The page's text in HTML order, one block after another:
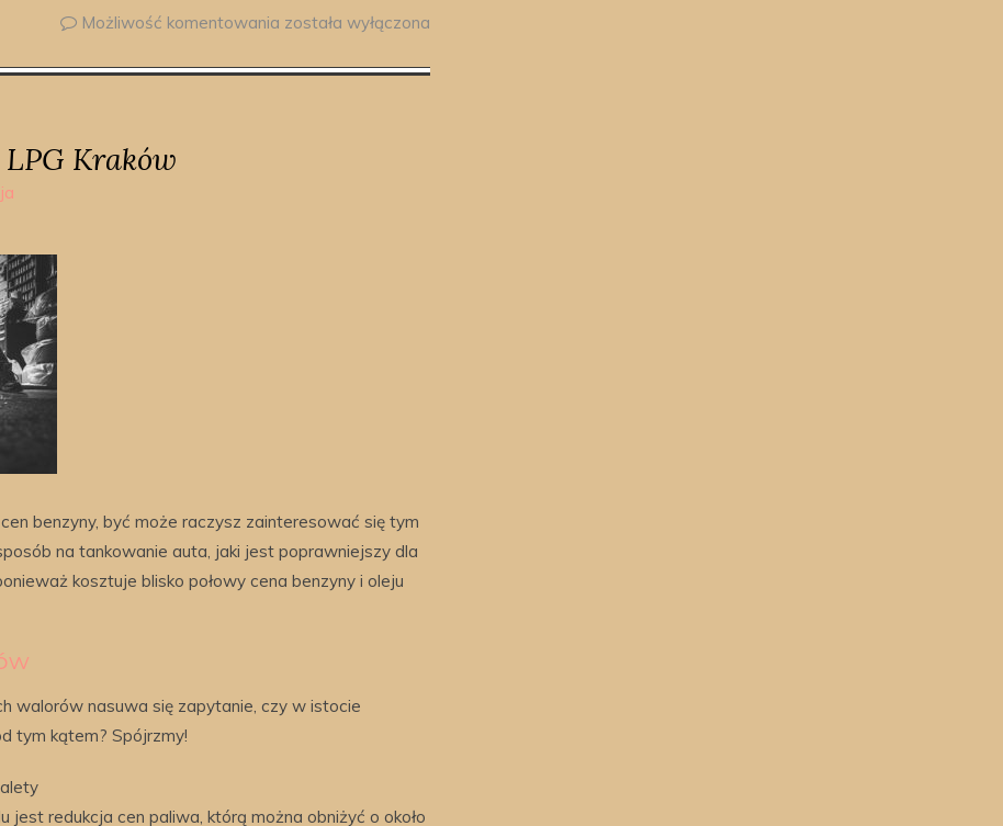
Możliwość komentowania została wyłączona
Kraków
benzyny, być może raczysz zainteresować się tym
na tankowanie auta, jaki jest poprawniejszy dla
kosztuje blisko połowy cena benzyny i oleju
walorów nasuwa się zapytanie, czy w istocie
tym kątem? Spójrzmy!
jest redukcja cen paliwa, którą można obniżyć o około